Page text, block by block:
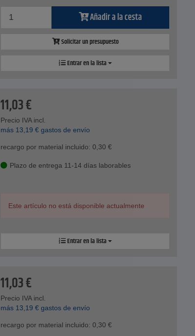
Añadir a la cesta
Solicitar un presupuesto
Entrar en la lista
11,03€
Precio IVA incl.
más 13,19 € gastos de envío
recargo por material incluido: 0,30 €
Plazo de entrega 11-14 días laborables
Este artículo no está disponible actualmente
Entrar en la lista
11,03€
Precio IVA incl.
más 13,19 € gastos de envío
recargo por material incluido: 0,30 €